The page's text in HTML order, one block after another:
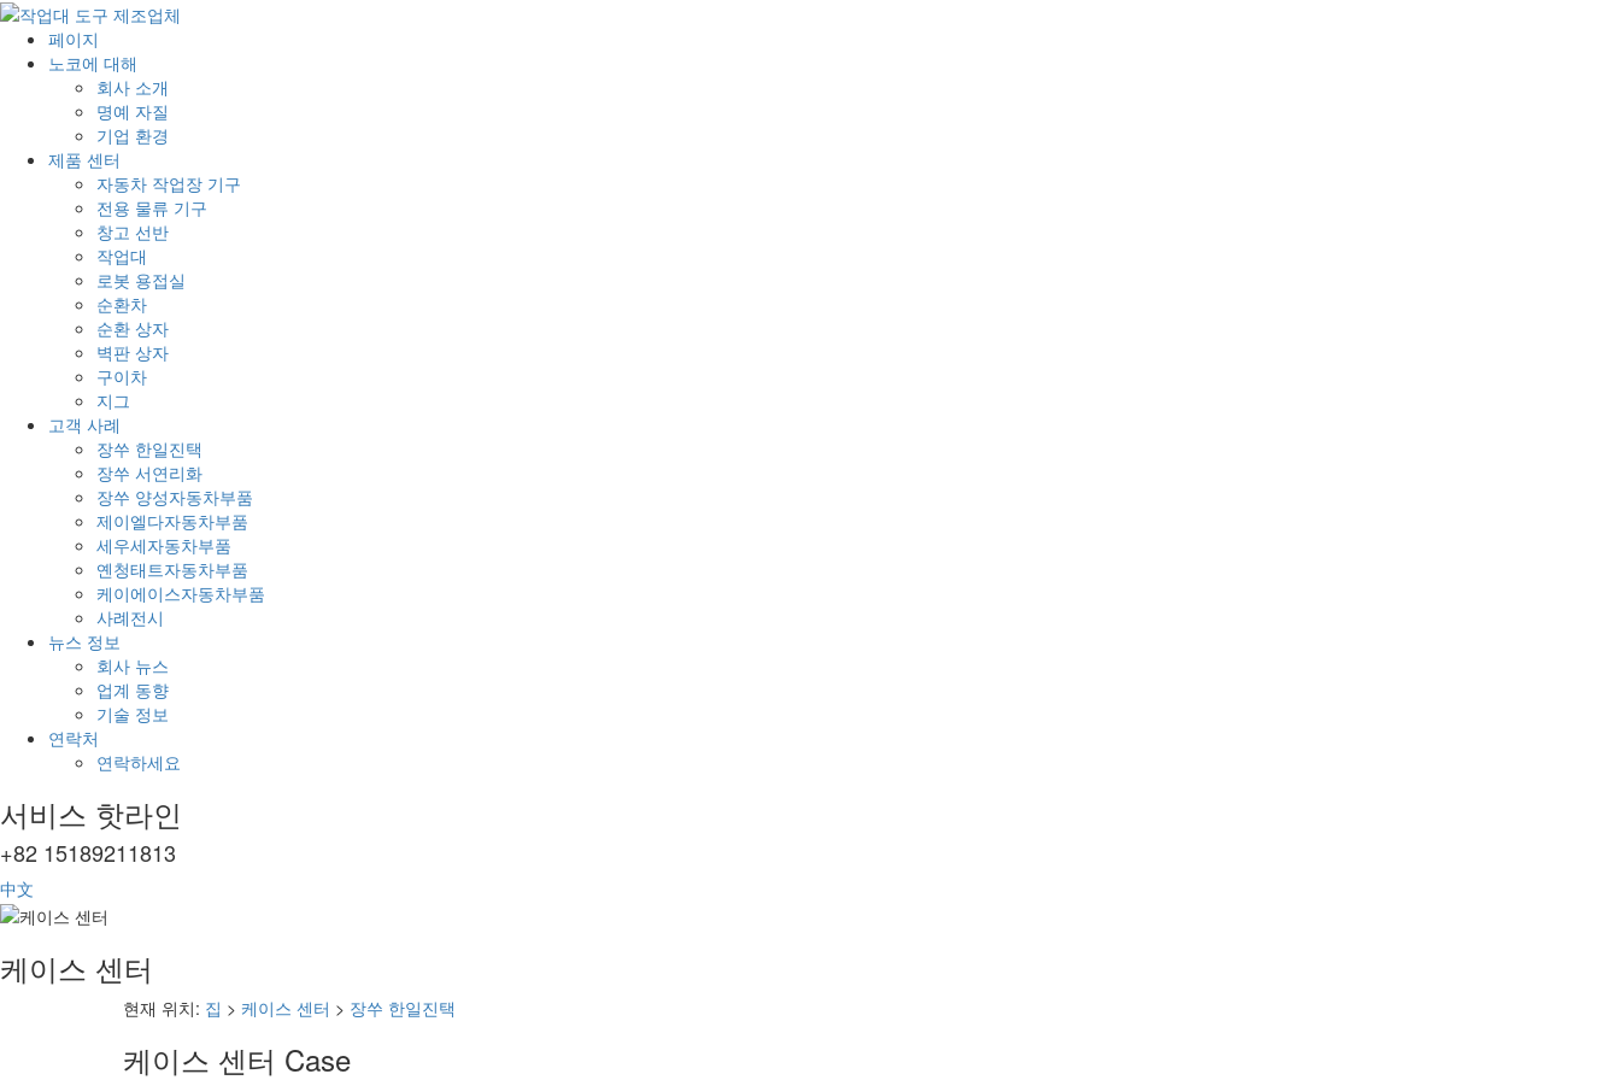
페이지
노코에 대해
회사 소개
명예 자질
기업 환경
제품 센터
자동차 작업장 기구
전용 물류 기구
창고 선반
작업대
로봇 용접실
순환차
순환 상자
벽판 상자
구이차
지그
고객 사례
장쑤 한일진택
장쑤 서연리화
장쑤 양성자동차부품
제이엘다자동차부품
세우세자동차부품
옌청태트자동차부품
케이에이스자동차부품
사례전시
뉴스 정보
회사 뉴스
업계 동향
기술 정보
연락처
연락하세요
서비스 핫라인
+82 15189211813
中文
케이스 센터
현재 위치: 집 > 케이스 센터 > 장쑤 한일진택
케이스 센터 Case